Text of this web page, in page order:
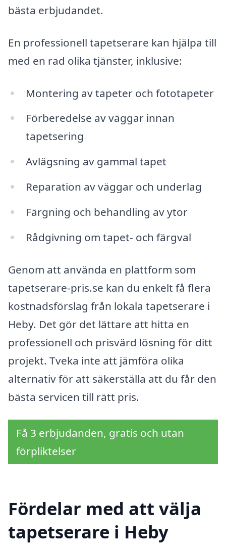
bästa erbjudandet.
En professionell tapetserare kan hjälpa till
med en rad olika tjänster, inklusive:
Montering av tapeter och fototapeter
Förberedelse av väggar innan
tapetsering
Avlägsning av gammal tapet
Reparation av väggar och underlag
Färgning och behandling av ytor
Rådgivning om tapet- och färgval
Genom att använda en plattform som
tapetserare-pris.se kan du enkelt få flera
kostnadsförslag från lokala tapetserare i
Heby. Det gör det lättare att hitta en
professionell och prisvärd lösning för ditt
projekt. Tveka inte att jämföra olika
alternativ för att säkerställa att du får den
bästa servicen till rätt pris.
Få 3 erbjudanden, gratis och utan
förpliktelser
Fördelar med att välja
tapetserare i Heby